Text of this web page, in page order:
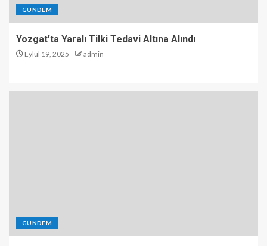
GÜNDEM
Yozgat’ta Yaralı Tilki Tedavi Altına Alındı
Eylül 19, 2025 admin
GÜNDEM